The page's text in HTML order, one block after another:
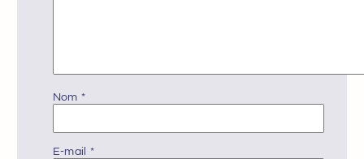
Nom*
E-mail *